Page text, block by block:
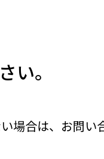
い。
場合は、お問い